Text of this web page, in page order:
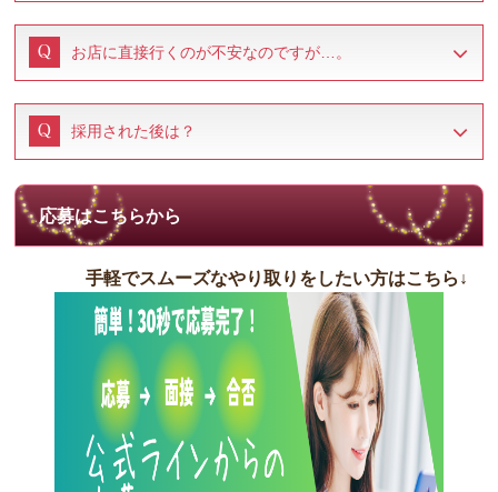
お店に直接行くのが不安なのですが…。
採用された後は？
応募はこちらから
手軽でスムーズなやり取りをしたい方はこちら↓